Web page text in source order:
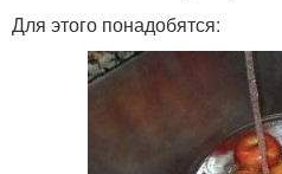
Для этого понадобятся: